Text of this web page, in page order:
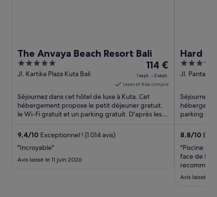
The Anvaya Beach Resort Bali
5
out
5
Jl. Kartika Plaza Kuta Bali
Le
prix
est
de 114 €
par
nuit
114 €
1 sept. - 2 sept.
taxes et frais compris
Séjournez dans cet hôtel de luxe à Kuta. Cet
hébergement propose le petit déjeuner gratuit,
le Wi-Fi gratuit et un parking gratuit. D'après les
9,4/10 Exceptionnel ! (1 014 avis)
"Incroyable"
Avis laissé le 11 juin 2026
Hard
5
out
5
Jl. Pantai,
Séjournez
parking
8,8/10
"Piscine
face de la
Avis laissé le